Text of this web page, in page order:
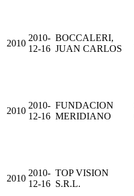
2010
2010-
12-16
BOCCALERI,
JUAN CARLOS
2010
2010-
12-16
FUNDACION
MERIDIANO
2010
2010-
12-16
TOP VISION
S.R.L.